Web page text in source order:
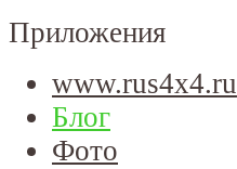
Приложения
www.rus4x4.ru
Блог
Фото